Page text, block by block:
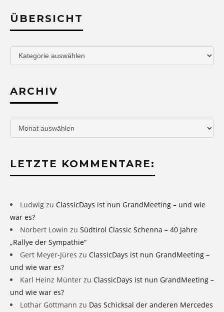
ÜBERSICHT
Übersicht
ARCHIV
Archiv
LETZTE KOMMENTARE:
Ludwig zu ClassicDays ist nun GrandMeeting – und wie
war es?
Norbert Lowin zu Südtirol Classic Schenna – 40 Jahre
„Rallye der Sympathie“
Gert Meyer-Jüres zu ClassicDays ist nun GrandMeeting –
und wie war es?
Karl Heinz Münter zu ClassicDays ist nun GrandMeeting –
und wie war es?
Lothar Gottmann zu Das Schicksal der anderen Mercedes